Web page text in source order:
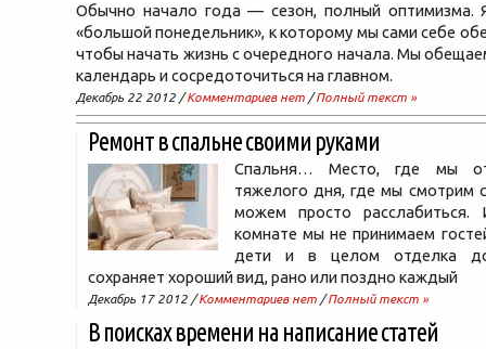
Обычно начало года — сезон, полный оптимизма.
«большой понедельник», к которому мы сами себе
чтобы начать жизнь с очередного начала. Мы
календарь и сосредоточиться на главном.
Декабрь 22 2012 /Комментариев нет /Полный текст »
Ремонт в спальне своими руками
Спальня… Место, где мы
тяжелого дня, где мы смотрим
можем просто
комнате мы не принимаем
дети и в целом отделка
сохраняет хороший вид, рано или поздно каждый
Декабрь 17 2012 /Комментариев нет /Полный текст »
В поисках времени на написание статей